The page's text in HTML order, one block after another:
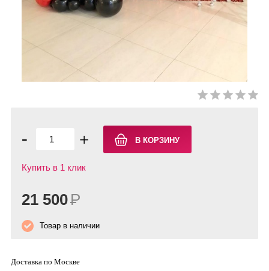
- +
Купить в 1 клик
21 500Р
Товар в наличии
Доставка по Москве